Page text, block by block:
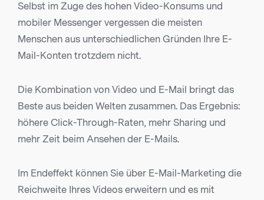
Selbst im Zuge des hohen Video-Konsums und
mobiler Messenger vergessen die meisten
Menschen aus unterschiedlichen Gründen Ihre E-
Mail-Konten trotzdem nicht.
Die Kombination von Video und E-Mail bringt das
Beste aus beiden Welten zusammen. Das Ergebnis:
höhere Click-Through-Raten, mehr Sharing und
mehr Zeit beim Ansehen der E-Mails.
Im Endeffekt können Sie über E-Mail-Marketing die
Reichweite Ihres Videos erweitern und es mit